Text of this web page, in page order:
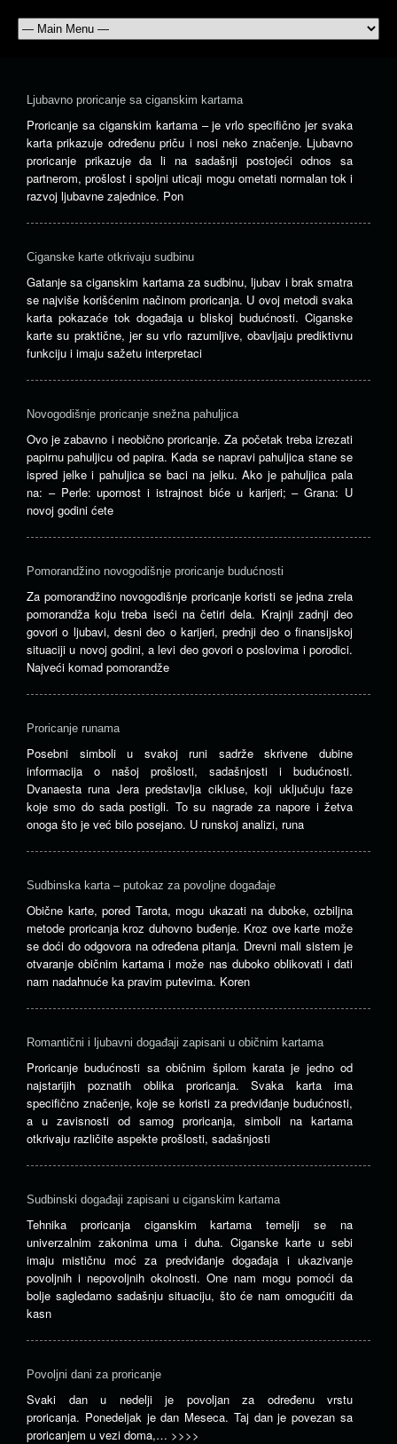
Ljubavno proricanje sa ciganskim kartama
Proricanje sa ciganskim kartama – je vrlo specifično jer svaka
karta prikazuje određenu priču i nosi neko značenje. Ljubavno
proricanje prikazuje da li na sadašnji postojeći odnos sa
partnerom, prošlost i spoljni uticaji mogu ometati normalan tok i
razvoj ljubavne zajednice. Pon
Ciganske karte otkrivaju sudbinu
Gatanje sa ciganskim kartama za sudbinu, ljubav i brak smatra
se najviše korišćenim načinom proricanja. U ovoj metodi svaka
karta pokazaće tok događaja u bliskoj budućnosti. Ciganske
karte su praktične, jer su vrlo razumljive, obavljaju prediktivnu
funkciju i imaju sažetu interpretaci
Novogodišnje proricanje snežna pahuljica
Ovo je zabavno i neobično proricanje. Za početak treba izrezati
papirnu pahuljicu od papira. Kada se napravi pahuljica stane se
ispred jelke i pahuljica se baci na jelku. Ako je pahuljica pala
na: – Perle: upornost i istrajnost biće u karijeri; – Grana: U
novoj godini ćete
Pomorandžino novogodišnje proricanje budućnosti
Za pomorandžino novogodišnje proricanje koristi se jedna zrela
pomorandža koju treba iseći na četiri dela. Krajnji zadnji deo
govori o ljubavi, desni deo o karijeri, prednji deo o finansijskoj
situaciji u novoj godini, a levi deo govori o poslovima i porodici.
Najveći komad pomorandže
Proricanje runama
Posebni simboli u svakoj runi sadrže skrivene dubine
informacija o našoj prošlosti, sadašnjosti i budućnosti.
Dvanaesta runa Jera predstavlja cikluse, koji uključuju faze
koje smo do sada postigli. To su nagrade za napore i žetva
onoga što je već bilo posejano. U runskoj analizi, runa
Sudbinska karta – putokaz za povoljne događaje
Obične karte, pored Tarota, mogu ukazati na duboke, ozbiljna
metode proricanja kroz duhovno buđenje. Kroz ove karte može
se doći do odgovora na određena pitanja. Drevni mali sistem je
otvaranje običnim kartama i može nas duboko oblikovati i dati
nam nadahnuće ka pravim putevima. Koren
Romantični i ljubavni događaji zapisani u običnim kartama
Proricanje budućnosti sa običnim špilom karata je jedno od
najstarijih poznatih oblika proricanja. Svaka karta ima
specifično značenje, koje se koristi za predviđanje budućnosti,
a u zavisnosti od samog proricanja, simboli na kartama
otkrivaju različite aspekte prošlosti, sadašnjosti
Sudbinski događaji zapisani u ciganskim kartama
Tehnika proricanja ciganskim kartama temelji se na
univerzalnim zakonima uma i duha. Ciganske karte u sebi
imaju mističnu moć za predviđanje događaja i ukazivanje
povoljnih i nepovoljnih okolnosti. One nam mogu pomoći da
bolje sagledamo sadašnju situaciju, što će nam omogućiti da
kasn
Povoljni dani za proricanje
Svaki dan u nedelji je povoljan za određenu vrstu
proricanja. Ponedeljak je dan Meseca. Taj dan je povezan sa
proricanjem u vezi doma,… >>>>